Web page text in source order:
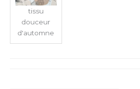
tissu
douceur
d'automne